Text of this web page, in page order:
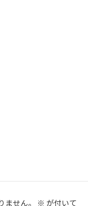
せん。 ※ が付いて